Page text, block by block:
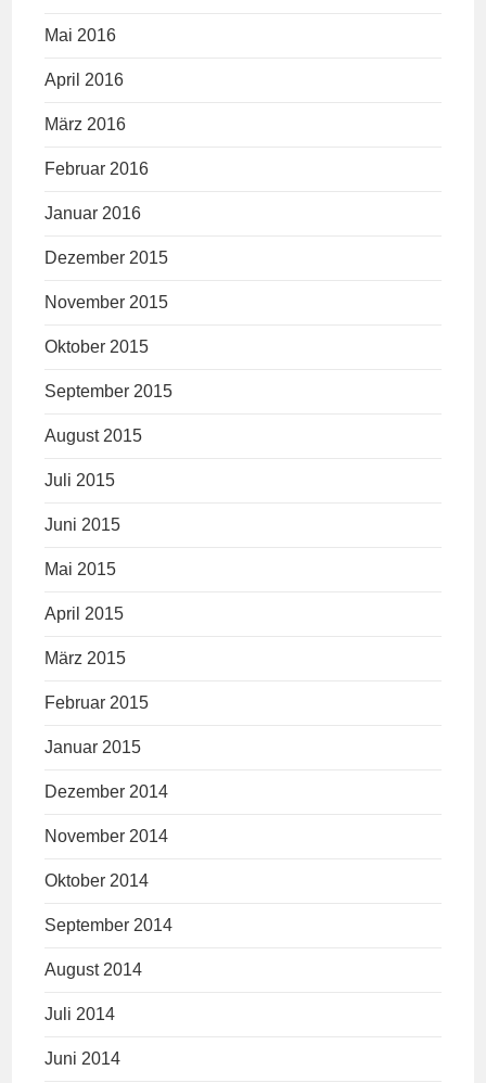
Mai 2016
April 2016
März 2016
Februar 2016
Januar 2016
Dezember 2015
November 2015
Oktober 2015
September 2015
August 2015
Juli 2015
Juni 2015
Mai 2015
April 2015
März 2015
Februar 2015
Januar 2015
Dezember 2014
November 2014
Oktober 2014
September 2014
August 2014
Juli 2014
Juni 2014